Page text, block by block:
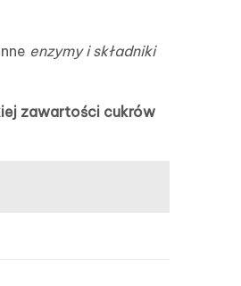
enzymy i składniki
zawartości cukrów